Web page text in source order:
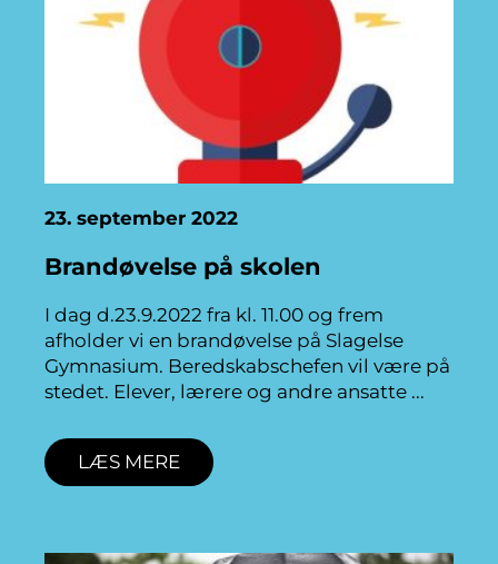
Brandøvelse på skolen
23. september 2022
I dag d.23.9.2022 fra kl. 11.00 og frem
afholder vi en brandøvelse på Slagelse
Gymnasium. Beredskabschefen vil være på
stedet. Elever, lærere og andre ansatte
LÆS MERE